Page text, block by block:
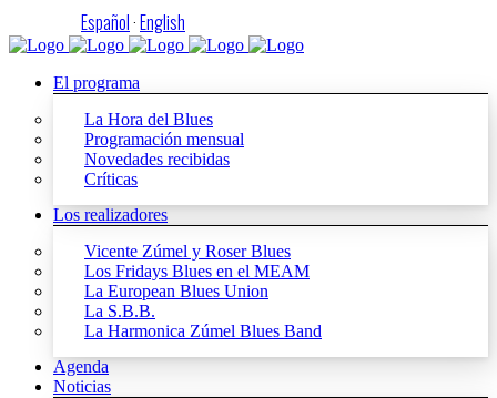
Español·English
El programa
La Hora del Blues
Programación mensual
Novedades recibidas
Críticas
Los realizadores
Vicente Zúmel y Roser Blues
Los Fridays Blues en el MEAM
La European Blues Union
La S.B.B.
La Harmonica Zúmel Blues Band
Agenda
Noticias